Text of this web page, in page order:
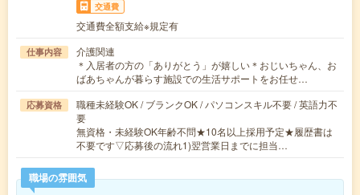
交通費
交通費全額支給※規定有
仕事内容
介護関連
＊入居者の方の「ありがとう」が嬉しい＊おじいちゃん、お
ばあちゃんが暮らす施設での生活サポートをお任せ…
応募資格
職種未経験OK / ブランクOK / パソコンスキル不要 / 英語力不
要
無資格・未経験OK年齢不問★10名以上採用予定★履歴書は
不要です▽応募後の流れ1)翌営業日までに担当…
職場の雰囲気